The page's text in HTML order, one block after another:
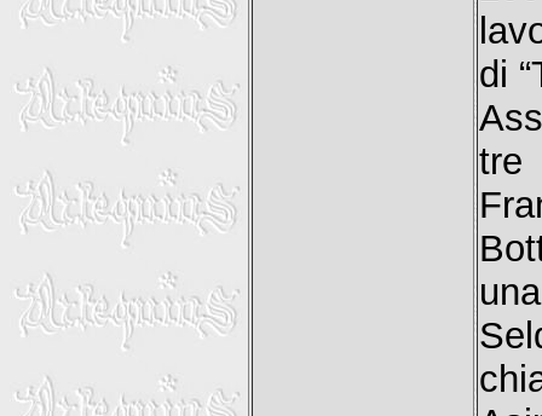
di
tre